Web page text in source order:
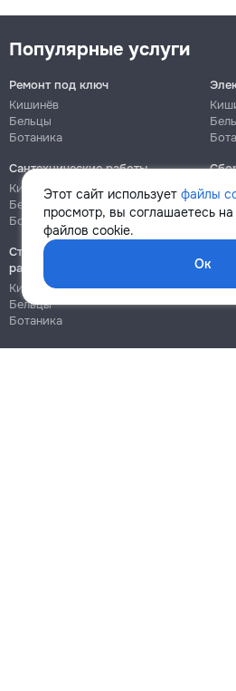
Этот сайт использует файлы
просмотр, вы соглашаетесь
файлов cookie.
Ок
Популярные услуги
Ремонт под ключ
Кишинёв
Бельцы
Ботаника
Сантехнические работы
Кишинёв
Бельцы
Ботаника
Строительно-монтажные
работы
Кишинёв
Бельцы
Ботаника